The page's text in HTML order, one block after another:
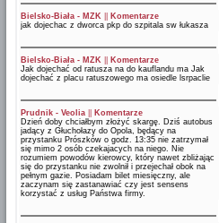
Bielsko-Biała - MZK
Komentarze
jak dojechac z dworca pkp do szpitala sw łukasza
Bielsko-Biała - MZK
Komentarze
Jak dojechać od ratusza na do kauflandu ma Jak
dojechać z placu ratuszowego ma osiedle lsrpaclie
Prudnik - Veolia
Komentarze
Dzień doby chciałbym złożyć skargę. Dziś autobus
jadący z Głuchołazy do Opola, będący na
przystanku Prószków o godz. 13:35 nie zatrzymał
się mimo 2 osób czekajacych na niego. Nie
rozumiem powodów kierowcy, który nawet zbliżając
się do przystanku nie zwolnił i przejechał obok na
pełnym gazie. Posiadam bilet miesięczny, ale
zaczynam się zastanawiać czy jest sensens
korzystać z usług Państwa firmy.